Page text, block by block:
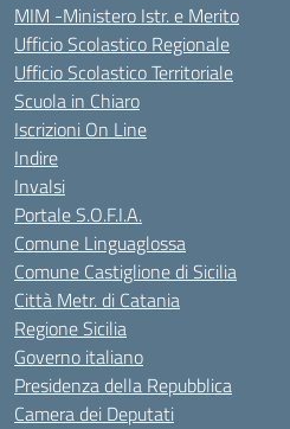
MIM -Ministero Istr. e Merito
Ufficio Scolastico Regionale
Ufficio Scolastico Territoriale
Scuola in Chiaro
Iscrizioni On Line
Indire
Invalsi
Portale S.O.F.I.A.
Comune Linguaglossa
Comune Castiglione di Sicilia
Città Metr. di Catania
Regione Sicilia
Governo italiano
Presidenza della Repubblica
Camera dei Deputati